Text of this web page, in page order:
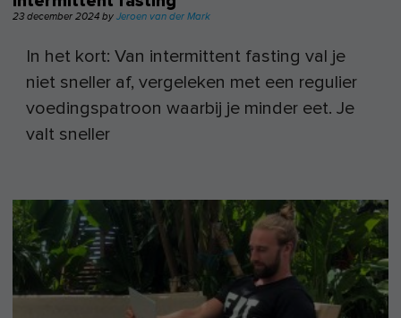
23 december 2024 byJeroen van der Mark
In het kort: Van intermittent fasting val je
niet sneller af, vergeleken met een regulier
voedingspatroon waarbij je minder eet. Je
valt sneller